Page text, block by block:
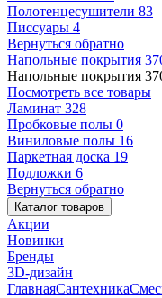
Полотенцесушители 83
Писсуары 4
Вернуться обратно
Напольные покрытия
Напольные покрытия
Посмотреть все товары
Ламинат 328
Пробковые полы 0
Виниловые полы 16
Паркетная доска 19
Подложки 6
Вернуться обратно
Каталог товаров
Акции
Новинки
Бренды
3D-дизайн
ГлавнаяСантехника